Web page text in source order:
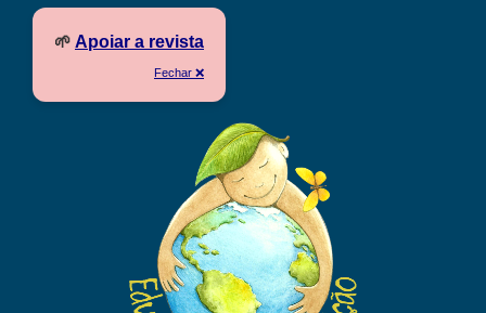
🌱 Apoiar a revista
Fechar ❌